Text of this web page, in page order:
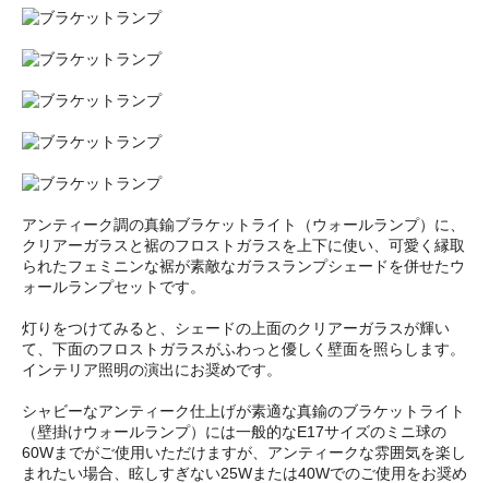
アンティーク調の真鍮ブラケットライト（ウォールランプ）に、
クリアーガラスと裾のフロストガラスを上下に使い、可愛く縁取
られたフェミニンな裾が素敵なガラスランプシェードを併せたウ
ォールランプセットです。
灯りをつけてみると、シェードの上面のクリアーガラスが輝い
て、下面のフロストガラスがふわっと優しく壁面を照らします。
インテリア照明の演出にお奨めです。
シャビーなアンティーク仕上げが素適な真鍮のブラケットライト
（壁掛けウォールランプ）には一般的なE17サイズのミニ球の
60Wまでがご使用いただけますが、アンティークな雰囲気を楽し
まれたい場合、眩しすぎない25Wまたは40Wでのご使用をお奨め